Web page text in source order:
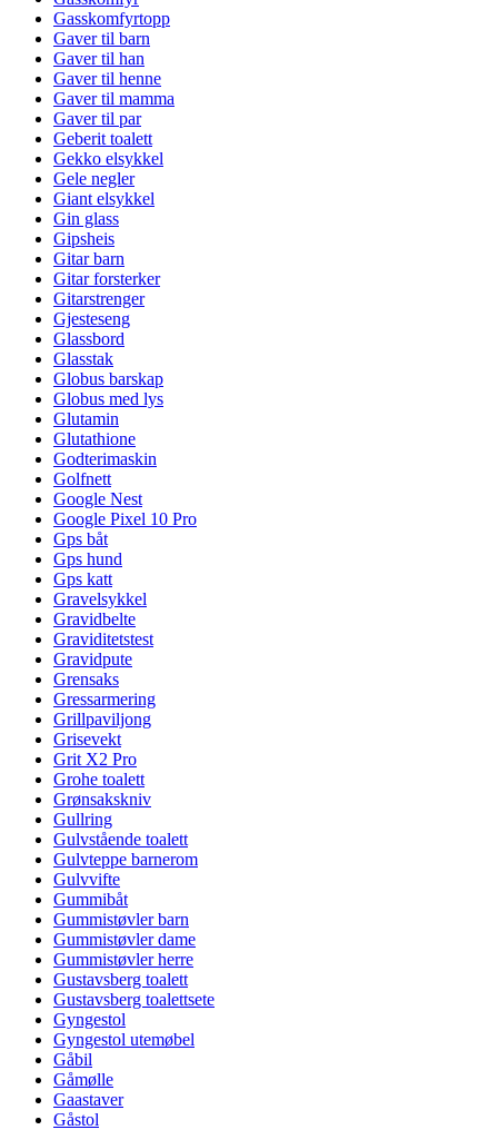
Gasskomfyrtopp
Gaver til barn
Gaver til han
Gaver til henne
Gaver til mamma
Gaver til par
Geberit toalett
Gekko elsykkel
Gele negler
Giant elsykkel
Gin glass
Gipsheis
Gitar barn
Gitar forsterker
Gitarstrenger
Gjesteseng
Glassbord
Glasstak
Globus barskap
Globus med lys
Glutamin
Glutathione
Godterimaskin
Golfnett
Google Nest
Google Pixel 10 Pro
Gps båt
Gps hund
Gps katt
Gravelsykkel
Gravidbelte
Graviditetstest
Gravidpute
Grensaks
Gressarmering
Grillpaviljong
Grisevekt
Grit X2 Pro
Grohe toalett
Grønsakskniv
Gullring
Gulvstående toalett
Gulvteppe barnerom
Gulvvifte
Gummibåt
Gummistøvler barn
Gummistøvler dame
Gummistøvler herre
Gustavsberg toalett
Gustavsberg toalettsete
Gyngestol
Gyngestol utemøbel
Gåbil
Gåmølle
Gaastaver
Gåstol